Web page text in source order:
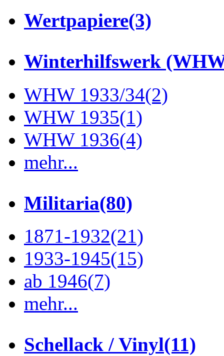
Wertpapiere(3)
Winterhilfswerk
WHW 1933/34(2)
WHW 1935(1)
WHW 1936(4)
mehr...
Militaria(80)
1871-1932(21)
1933-1945(15)
ab 1946(7)
mehr...
Schellack / Vinyl(11)